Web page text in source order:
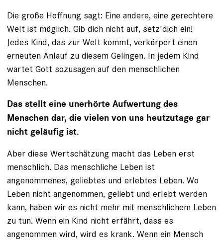
Die große Hoffnung sagt: Eine andere, eine gerechtere
Welt ist möglich. Gib dich nicht auf, setz'dich ein!
Jedes Kind, das zur Welt kommt, verkörpert einen
erneuten Anlauf zu diesem Gelingen. In jedem Kind
wartet Gott sozusagen auf den menschlichen
Menschen.
Das stellt eine unerhörte Aufwertung des
Menschen dar, die vielen von uns heutzutage gar
nicht geläufig ist.
Aber diese Wertschätzung macht das Leben erst
menschlich. Das menschliche Leben ist
angenommenes, geliebtes und erlebtes Leben. Wo
Leben nicht angenommen, geliebt und erlebt werden
kann, haben wir es nicht mehr mit menschlichem Leben
zu tun. Wenn ein Kind nicht erfährt, dass es
angenommen wird, wird es krank. Wenn ein Mensch